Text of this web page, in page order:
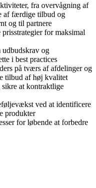
fra overvågning af
af færdige tilbud og
og til partnere
for maksimal
udbudskrav og
i best practices
på tværs af afdelinger og
tilbud af høj kvalitet
at kontraktlige
ved at identificere
produkter
for løbende at forbedre